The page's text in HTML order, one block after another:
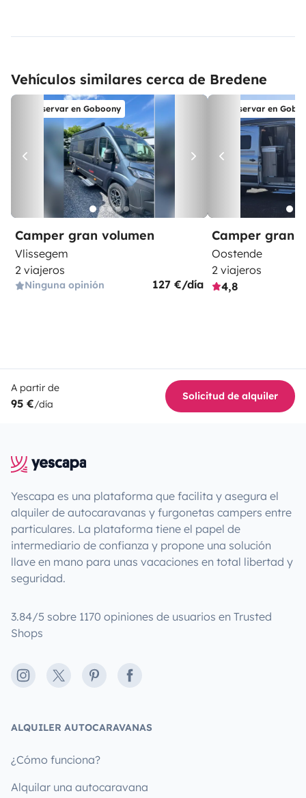
Vehículos similares cerca de Bredene
Reservar en Goboony
Camper gran volumen
Vlissegem
2 viajeros
Ninguna opinión 127 €/día
Reservar en
Camper gran
Oostende
2 viajeros
4,8
A partir de
95 €/día
Solicitud de alquiler
Yescapa es una plataforma que facilita y asegura el
alquiler de autocaravanas y furgonetas campers entre
particulares. La plataforma tiene el papel de
intermediario de confianza y propone una solución
llave en mano para unas vacaciones en total libertad y
seguridad.
3.84/5 sobre 1170 opiniones de usuarios en Trusted
Shops
Instagram
X PinterestFacebook
ALQUILER AUTOCARAVANAS
¿Cómo funciona?
Alquilar una autocaravana